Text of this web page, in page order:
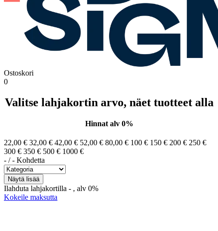
Ostoskori
0
Valitse lahjakortin arvo, näet tuotteet alla
Hinnat alv 0%
22,00 € 32,00 € 42,00 € 52,00 € 80,00 € 100 € 150 € 200 € 250 €
300 € 350 € 500 € 1000 €
- /- Kohdetta
Ilahduta lahjakortilla - , alv 0%
Kokeile maksutta